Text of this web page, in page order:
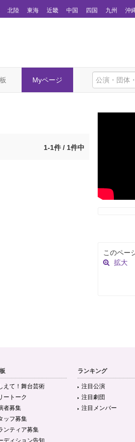
北陸 東海 近畿 中国 四国 九州 沖
Myページ
1-1件 / 1件中
このペー
拡大
えて！舞台芸術
ートーク
者募集
ッフ募集
ンティア募集
ディション告知
ランキング
注目公演
注目劇団
注目メンバー